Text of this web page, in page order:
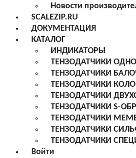
Новости
SCALEZIP.RU
ДОКУМЕНТАЦИЯ
КАТАЛОГ
ИНДИКАТОРЫ
ТЕНЗОДАТЧИКИ
ТЕНЗОДАТЧИКИ
ТЕНЗОДАТЧИКИ
ТЕНЗОДАТЧИКИ
ТЕНЗОДАТЧИКИ S-
ТЕНЗОДАТЧИКИ
ТЕНЗОДАТЧИКИ
ТЕНЗОДАТЧИКИ
Войти